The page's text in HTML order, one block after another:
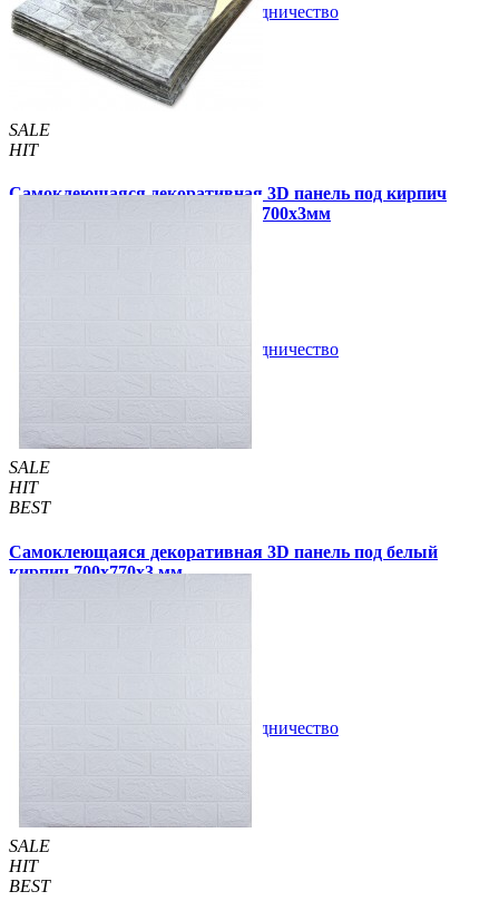
Купить В закладки Сотрудничество
SALE
HIT
Самоклеющаяся декоративная 3D панель под кирпич
черный мрамор в рулоне 3080x700x3мм
Сотрудничество
SALE
HIT
BEST
Самоклеющаяся декоративная 3D панель под белый
кирпич 700x770x3 мм
Сотрудничество
SALE
HIT
BEST